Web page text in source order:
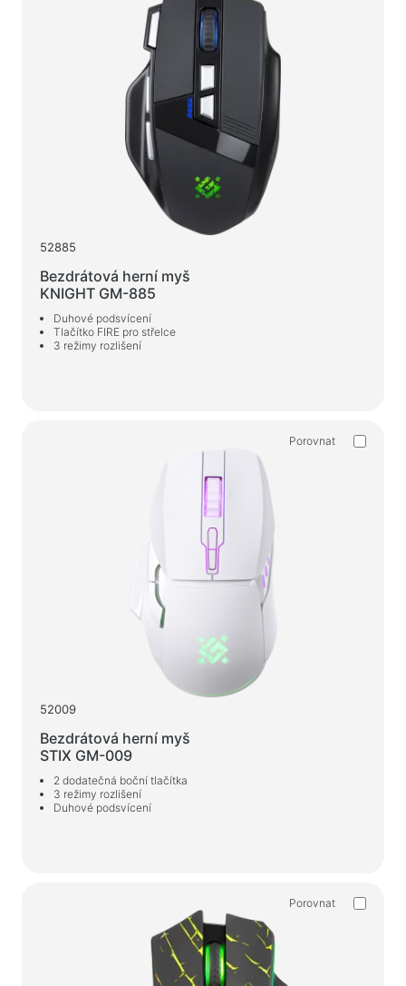
52885
Bezdrátová herní myš
KNIGHT GM-885
Duhové podsvícení
Tlačítko FIRE pro střelce
3 režimy rozlišení
Porovnat
52009
Bezdrátová herní myš
STIX GM-009
2 dodatečná boční tlačítka
3 režimy rozlišení
Duhové podsvícení
Porovnat